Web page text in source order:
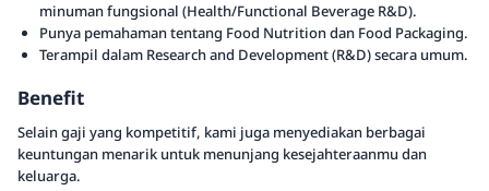
minuman fungsional (Health/Functional Beverage R&D).
Punya pemahaman tentang Food Nutrition dan Food Packaging.
Terampil dalam Research and Development (R&D) secara umum.
Benefit
Selain gaji yang kompetitif, kami juga menyediakan berbagai
keuntungan menarik untuk menunjang kesejahteraanmu dan
keluarga.